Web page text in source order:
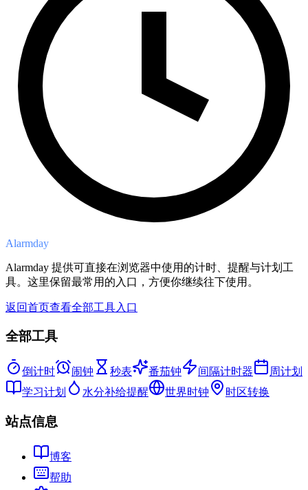
Alarmday
Alarmday 提供可直接在浏览器中使用的计时、提醒与计划工
具。这里保留最常用的入口，方便你继续往下使用。
返回首页查看全部工具入口
全部工具
倒计时 闹钟 秒表 番茄钟 间隔计时器
周计划
学习计划
水分补给提醒 世界时钟 时区转换
站点信息
博客
帮助